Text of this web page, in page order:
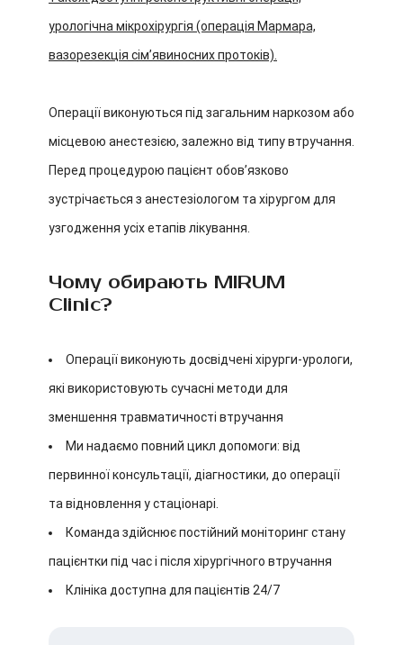
урологічна мікрохірургія (операція Мармара,
вазорезекція сім’явиносних протоків).
Операції виконуються під загальним наркозом або
місцевою анестезією, залежно від типу втручання.
Перед процедурою пацієнт обов’язково
зустрічається з анестезіологом та хірургом для
узгодження усіх етапів лікування.
Чому обирають MIRUM
Clinic?
Операції виконують досвідчені хірурги-урологи,
які використовують сучасні методи для
зменшення травматичності втручання
Ми надаємо повний цикл допомоги: від
первинної консультації, діагностики, до операції
та відновлення у стаціонарі.
Команда здійснює постійний моніторинг стану
пацієнтки під час і після хірургічного втручання
Клініка доступна для пацієнтів 24/7